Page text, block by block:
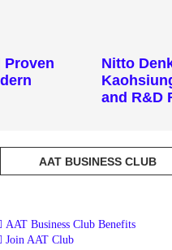
Proven
Nitto
and R&D
AAT BUSINESS CLUB
AAT Business Club Benefits
Join AAT Club